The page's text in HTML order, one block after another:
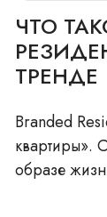
ЧТО
ТРЕНДЕ
Branded
квартиры».
образе